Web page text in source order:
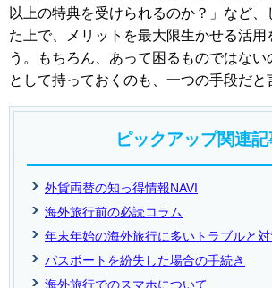
以上の特典を受けられるのか？」など、
た上で、メリットを最大限生かせる活用
う。もちろん、あって困るものではない
として持っておくのも、一つの手段だと
ピックアップ関連
外貨両替の知っ得情報NAVI
海外旅行前の必読コラム
年末年始の海外旅行に多いトラブルと対
パスポートを紛失した場合の手続き
海外旅行でのスマホについて